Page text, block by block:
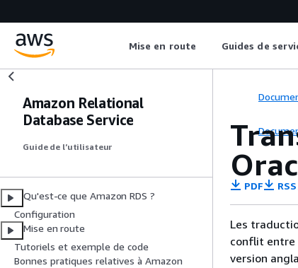
Mise en route Guides de
Amazon Relational
Database Service
Guide de l’utilisateur
Qu'est-ce que Amazon RDS ?
Configuration
Mise en route
Tutoriels et exemple de code
Bonnes pratiques relatives à Amazon
PDF RSS
Les
conflit entre
version